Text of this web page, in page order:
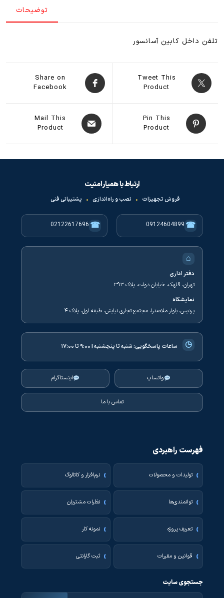
توضیحات
تلفن داخل کابین آسانسور
Tweet This
Product
Share on
Facebook
Pin This
Product
Mail This
Product
ارتباط با همیار امنیت
فروش تجهیزات • نصب و راه‌اندازی • پشتیبانی فنی
☎
09124604899
☎
02122617696
⌂
دفتر اداری
تهران، قلهک، خیابان دولت، پلاک ۳۹۳
نمایشگاه
پردیس، بلوار ملاصدرا، مجتمع تجاری نیایش، طبقه اول، پلاک ۴
◷ ساعات پاسخگویی:شنبه تا پنجشنبه | ۹:۰۰ تا ۱۷:۰۰
واتساپ اینستاگرام
تماس با ما
فهرست راهبردی
تولیدات و محصولات نرم‌افزار و کاتالوگ
توانمندی‌ها نظرات مشتریان
تعریف پروژه نمونه کار
قوانین و مقررات ثبت گارانتی
جستجوی سایت